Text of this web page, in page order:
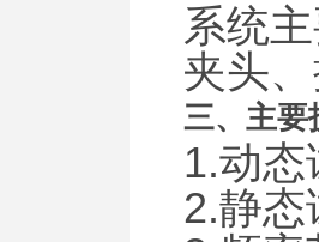
系统
夹头
三、主要
1.动
2.静态